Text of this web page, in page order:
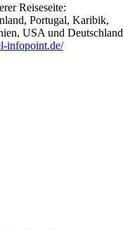
Reiseseite:
Portugal, Karibik,
USA und Deutschland
infopoint.de/